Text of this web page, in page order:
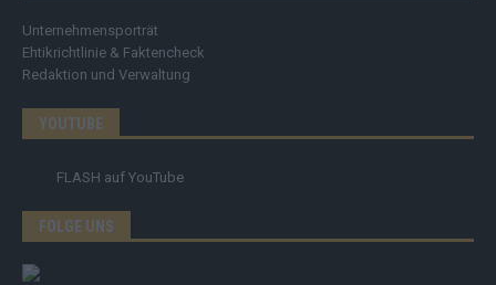
Unternehmensporträt
Ehtikrichtlinie & Faktencheck
Redaktion und Verwaltung
YOUTUBE
FLASH auf YouTube
FOLGE UNS